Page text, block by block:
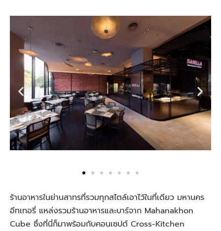
ร้านอาหารในย่านสาทรที่รวมทุกสไตล์เอาไว้ในที่เดียว มหานคร
อีทเทอรี่ แหล่งรวมร้านอาหารและบาร์จาก Mahanakhon
Cube ซึ่งที่นี่ก็มาพร้อมกับคอนเซปต์ Cross-Kitchen